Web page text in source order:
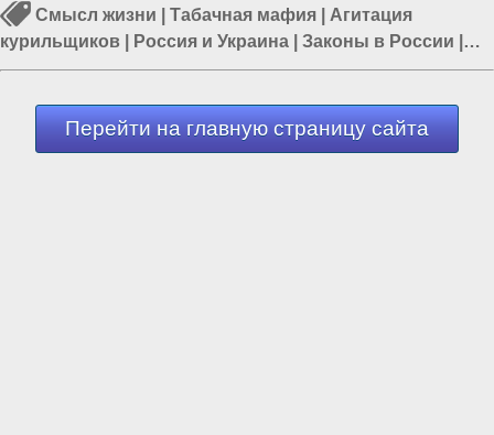
Смысл жизни Табачная мафия
Агитация
курильщиков
Россия и Украина Законы в России
Происшествия в России|Наркотизация
Перейти на главную страницу сайта